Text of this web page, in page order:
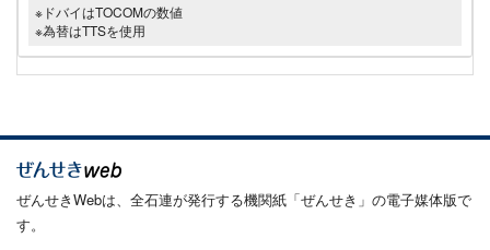
※ドバイはTOCOMの数値
※為替はTTSを使用
ぜんせきWebは、全石連が発行する機関紙「ぜんせき」の電子媒体版で
す。